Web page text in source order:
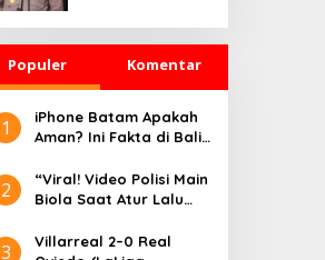
Miliar
Hukum Berjalan
Sesuai Aturan,
Bantah Tudingan
Salah Tangkap
Populer Komentar
1
iPhone Batam Apakah
Aman? Ini Fakta di Balik
Risiko Barang BM
2
“Viral! Video Polisi Main
Biola Saat Atur Lalu
Terharu”
3
Villarreal 2–0 Real